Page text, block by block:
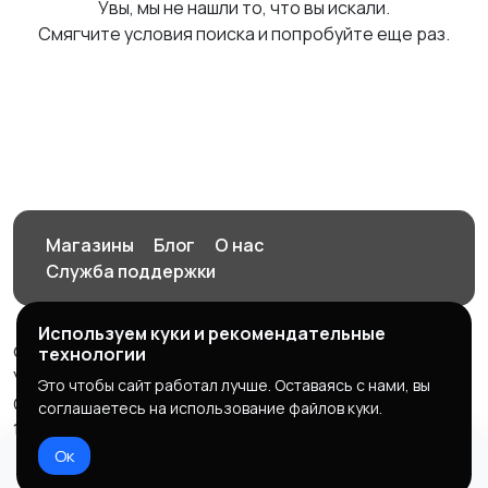
Увы, мы не нашли то, что вы искали.
Смягчите условия поиска и попробуйте еще раз.
Магазины Блог
О нас
Служба поддержки
© 2026 Орен-АЙ - Авто | Недвижимость | Работа |
Услуги
Создал Карусов Е.С ООО "ЦПК" ИНН 5609203278 ОГРН
1235600008841
Правила сервиса
Используем куки и рекомендательные
технологии
Это чтобы сайт работал лучше. Оставаясь с нами, вы
соглашаетесь на использование файлов куки.
Ок